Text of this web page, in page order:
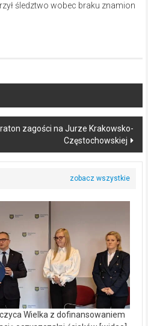
śledztwo wobec braku znamion
zagości na Jurze Krakowsko-
Częstochowskiej
Wielka z dofinansowaniem